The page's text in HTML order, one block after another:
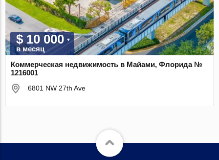
$ 10 000
в месяц
Коммерческая недвижимость в Майами, Флорида №
1216001
6801 NW 27th Ave